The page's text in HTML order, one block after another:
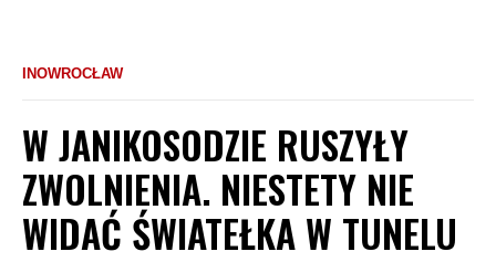
INOWROCŁAW
W JANIKOSODZIE RUSZYŁY
ZWOLNIENIA. NIESTETY NIE
WIDAĆ ŚWIATEŁKA W TUNELU